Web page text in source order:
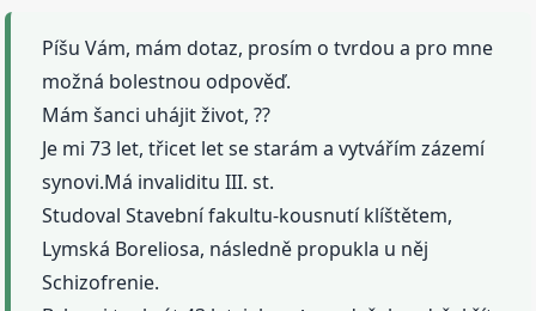
Píšu Vám, mám dotaz, prosím o tvrdou a pro mne
možná bolestnou odpověď.
Mám šanci uhájit život, ??
Je mi 73 let, třicet let se starám a vytvářím zázemí
synovi.Má invaliditu III. st.
Studoval Stavební fakultu-kousnutí klíštětem,
Lymská Boreliosa, následně propukla u něj
Schizofrenie.